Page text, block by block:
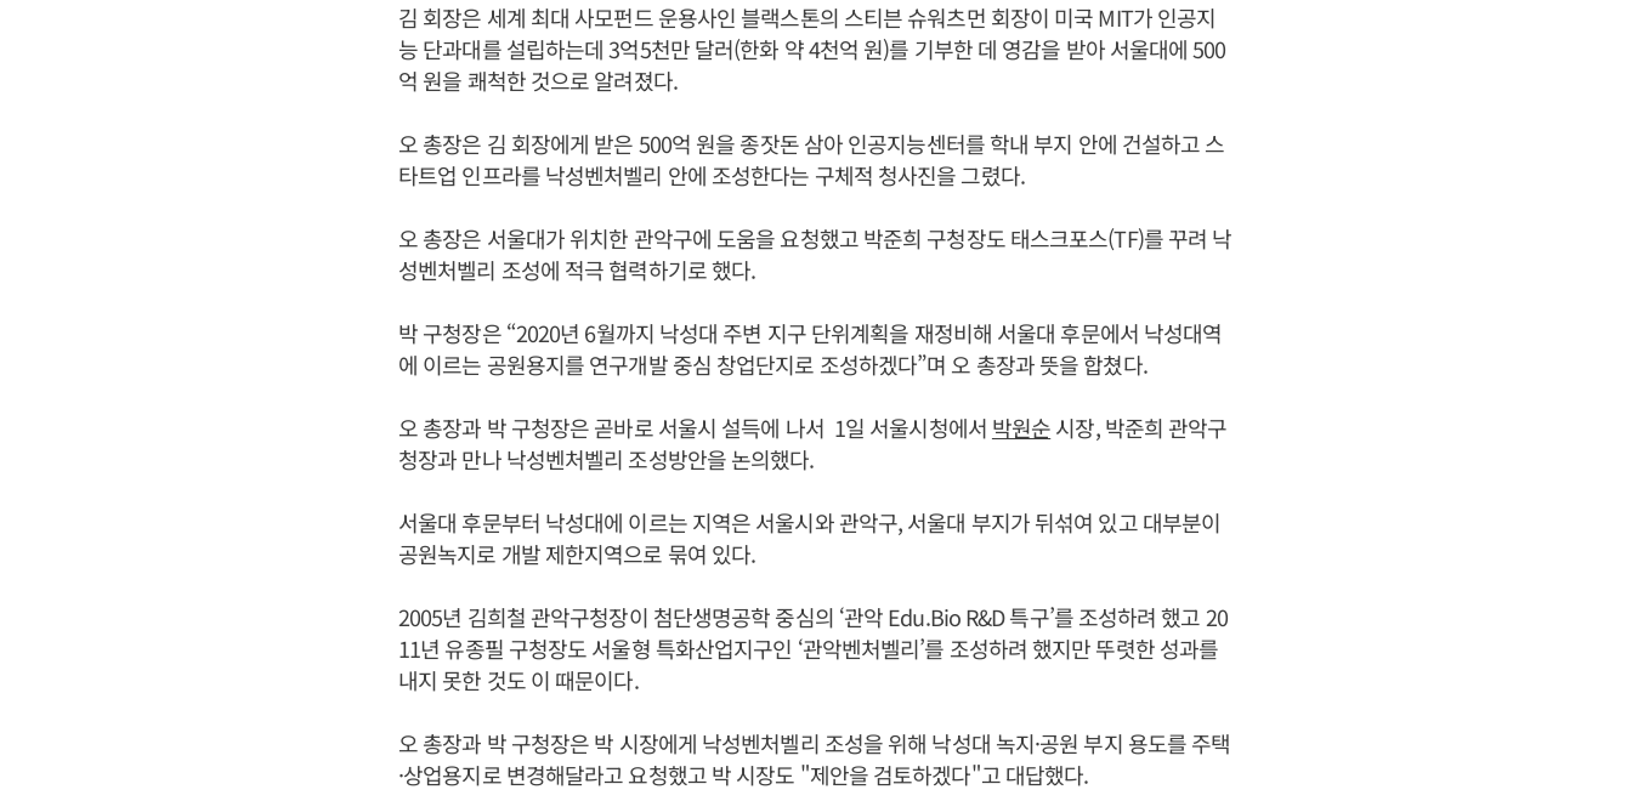
김 회장은 세계 최대 사모펀드 운용사인 블랙스톤의 스티븐 슈워츠먼 회장이 미국 MIT가 인공지
능 단과대를 설립하는데 3억5천만 달러(한화 약 4천억 원)를 기부한 데 영감을 받아 서울대에 500
억 원을 쾌척한 것으로 알려졌다.
오 총장은 김 회장에게 받은 500억 원을 종잣돈 삼아 인공지능센터를 학내 부지 안에 건설하고 스
타트업 인프라를 낙성벤처벨리 안에 조성한다는 구체적 청사진을 그렸다.
오 총장은 서울대가 위치한 관악구에 도움을 요청했고 박준희 구청장도 태스크포스(TF)를 꾸려 낙
성벤처벨리 조성에 적극 협력하기로 했다.
박 구청장은 “2020년 6월까지 낙성대 주변 지구 단위계획을 재정비해 서울대 후문에서 낙성대역
에 이르는 공원용지를 연구개발 중심 창업단지로 조성하겠다”며 오 총장과 뜻을 합쳤다.
오 총장과 박 구청장은 곧바로 서울시 설득에 나서 1일 서울시청에서 박원순시장, 박준희 관악구
청장과 만나 낙성벤처벨리 조성방안을 논의했다.
서울대 후문부터 낙성대에 이르는 지역은 서울시와 관악구, 서울대 부지가 뒤섞여 있고 대부분이
공원녹지로 개발 제한지역으로 묶여 있다.
2005년 김희철 관악구청장이 첨단생명공학 중심의 ‘관악 Edu.Bio R&D 특구’를 조성하려 했고 20
11년 유종필 구청장도 서울형 특화산업지구인 ‘관악벤처벨리’를 조성하려 했지만 뚜렷한 성과를
내지 못한 것도 이 때문이다.
오 총장과 박 구청장은 박 시장에게 낙성벤처벨리 조성을 위해 낙성대 녹지·공원 부지 용도를 주택
·상업용지로 변경해달라고 요청했고 박 시장도 "제안을 검토하겠다"고 대답했다.